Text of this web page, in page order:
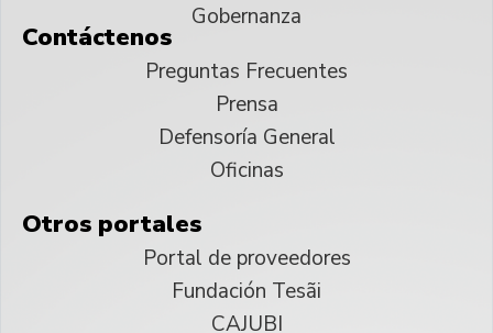
Gobernanza
Contáctenos
Preguntas Frecuentes
Prensa
Defensoría General
Oficinas
Otros portales
Portal de proveedores
Fundación Tesãi
CAJUBI